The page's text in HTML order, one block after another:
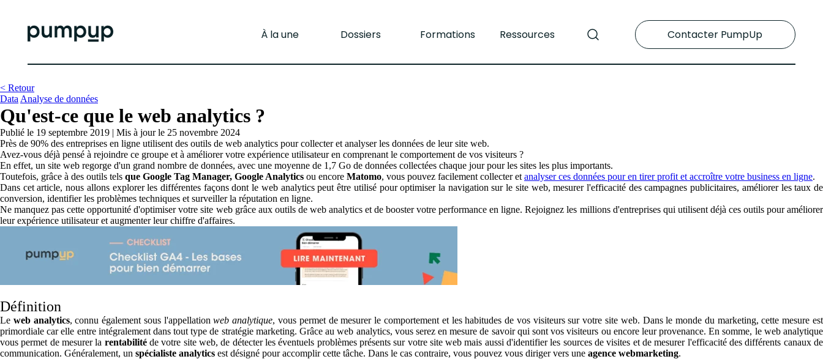
À la une Dossiers Formations Ressources Contacter PumpUp
< Retour
Data Analyse de données
Qu'est-ce que le web analytics ?
Publié le 19 septembre 2019 | Mis à jour le 25 novembre 2024
Près de 90% des entreprises en ligne utilisent des outils de web analytics pour collecter et analyser les données de leur site web.
Avez-vous déjà pensé à rejoindre ce groupe et à améliorer votre expérience utilisateur en comprenant le comportement de vos visiteurs ?
En effet, un site web regorge d'un grand nombre de données, avec une moyenne de 1,7 Go de données collectées chaque jour pour les sites les plus importants.
Toutefois, grâce à des outils tels que Google Tag Manager, Google Analytics ou encore Matomo, vous pouvez facilement collecter et analyser ces données pour en tirer profit et accroître votre business en ligne.
Dans cet article, nous allons explorer les différentes façons dont le web analytics peut être utilisé pour optimiser la navigation sur le site web, mesurer l'efficacité des campagnes publicitaires, améliorer les taux de
conversion, identifier les problèmes techniques et surveiller la réputation en ligne.
Ne manquez pas cette opportunité d'optimiser votre site web grâce aux outils de web analytics et de booster votre performance en ligne. Rejoignez les millions d'entreprises qui utilisent déjà ces outils pour améliorer
leur expérience utilisateur et augmenter leur chiffre d'affaires.
Définition
Le web analytics, connu également sous l'appellationweb analytique, vous permet de mesurer le comportement et les habitudes de vos visiteurs sur votre site web. Dans le monde du marketing, cette mesure est
primordiale car elle entre intégralement dans tout type de stratégie marketing. Grâce au web analytics, vous serez en mesure de savoir qui sont vos visiteurs ou encore leur provenance. En somme, le web analytique
vous permet de mesurer la rentabilitéde votre site web, de détecter les éventuels problèmes présents sur votre site web mais aussi d'identifier les sources de visites et de mesurer l'efficacité des différents canaux de
communication. Généralement, un spécialiste analytics est désigné pour accomplir cette tâche. Dans le cas contraire, vous pouvez vous diriger vers une agence webmarketing.